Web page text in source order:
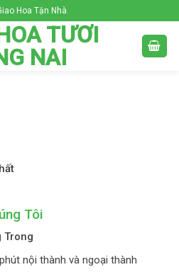
Hoa Tận Nhà
TƯƠI
NAI
Tôi
Trong
nội thành và ngoại thành